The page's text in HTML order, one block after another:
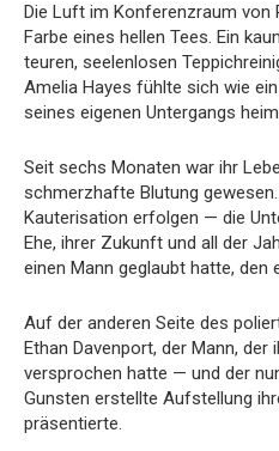
Die Luft im Konferenzraum von
Farbe eines hellen Tees. Ein
teuren, seelenlosen
Amelia Hayes fühlte sich wie
seines eigenen Untergangs
Seit sechs Monaten war ihr
schmerzhafte Blutung
Kauterisation erfolgen — die
Ehe, ihrer Zukunft und all der
einen Mann geglaubt hatte, den
Auf der anderen Seite des
Ethan Davenport, der Mann, der
versprochen hatte — und der
Gunsten erstellte Aufstellung
präsentierte.